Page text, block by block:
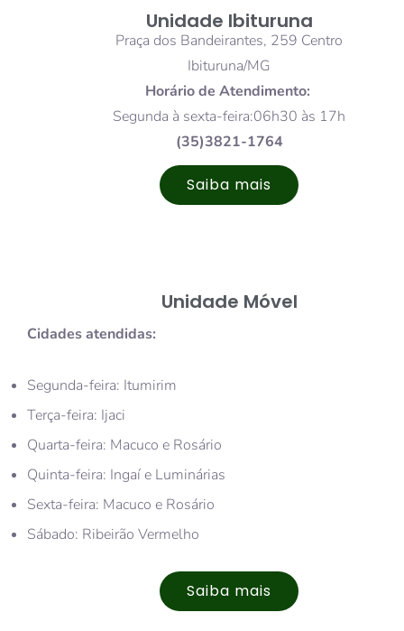
Unidade Ibituruna
Praça dos Bandeirantes, 259 Centro
Ibituruna/MG
Horário de Atendimento:
Segunda à sexta-feira:06h30 às 17h
(35)3821-1764
Saiba mais
Unidade Móvel
Cidades atendidas:
Segunda-feira: Itumirim
Terça-feira: Ijaci
Quarta-feira: Macuco e Rosário
Quinta-feira: Ingaí e Luminárias
Sexta-feira: Macuco e Rosário
Sábado: Ribeirão Vermelho
Saiba mais